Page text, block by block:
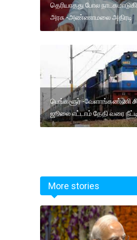
தெரியாதது போல
அரசு -அண்ணாமலை அதிரடி
பெங்களூர் -வேளாங்கண்ணி
ஜூலை எட்டாம் தேதி வரை
More stories